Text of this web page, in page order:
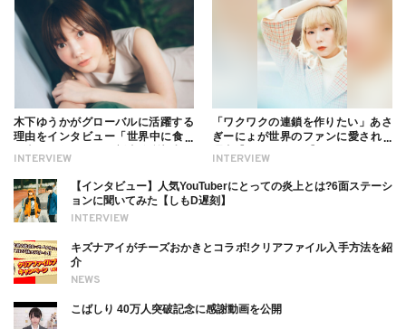
INTERVIEW
木下ゆうかがグローバルに活躍する
理由をインタビュー「世界中に食べ
ついても
INTERVIEW
「ワクワクの連鎖を作りたい」あさ
ぎーにょが世界のファンに愛される
INTERVIEW
【インタビュー】人気YouTuberにとっての炎上とは?6面ステーシ
ョンに聞いてみた【しもD遅刻】
NEWS
キズナアイがチーズおかきとコラボ!クリアファイル入手方法を紹
介
こばしり 40万人突破記念に感謝動画を公開